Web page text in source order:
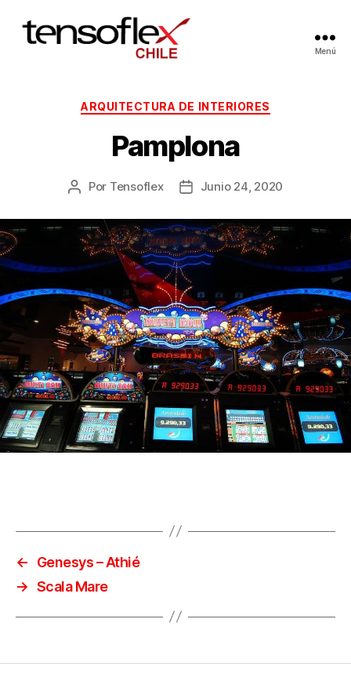
Menú
ARQUITECTURA DE INTERIORES
Pamplona
Por Tensoflex Junio 24, 2020
←
Genesys – Athié
→ Scala Mare